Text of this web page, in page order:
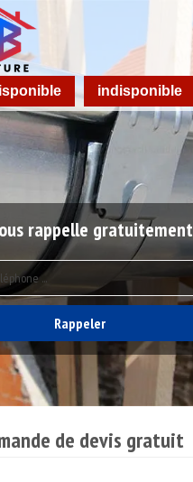
indisponible
rappelle gratuitement
de devis gratuit